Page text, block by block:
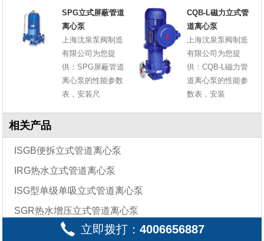
SPG立式屏蔽管道
离心泵
上海沈泉泵阀制造
有限公司为您提
供：SPG屏蔽管道
离心泵的性能参数
表，安装尺
CQB-L磁力立式管
道离心泵
上海沈泉泵阀制造
有限公司为您提
供：CQB-L磁力管
道离心泵的性能参
数表，安装
相关产品
ISGB便拆立式管道离心泵
IRG热水立式管道离心泵
ISG型单级单吸立式管道离心泵
SGR热水增压立式管道离心泵
ISG立式管道离心泵立即拨打： 4006656887